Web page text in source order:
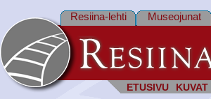
ETUSIVU KUVAT
Resiina-lehti Museojunat